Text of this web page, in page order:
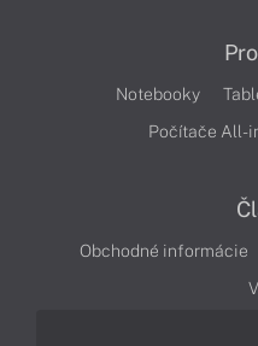
Notebooky
Počítače All-
Obchodné informácie